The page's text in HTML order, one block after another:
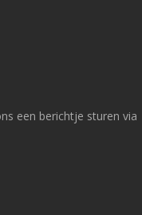
een berichtje sturen via